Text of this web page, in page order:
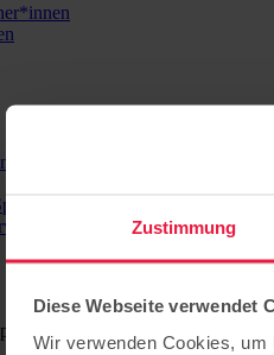
Zustimmung
Diese Webseite verwendet
Wir verwenden Cookies,
Zentrum Hermannswerder
in der Kita Bergmännchen